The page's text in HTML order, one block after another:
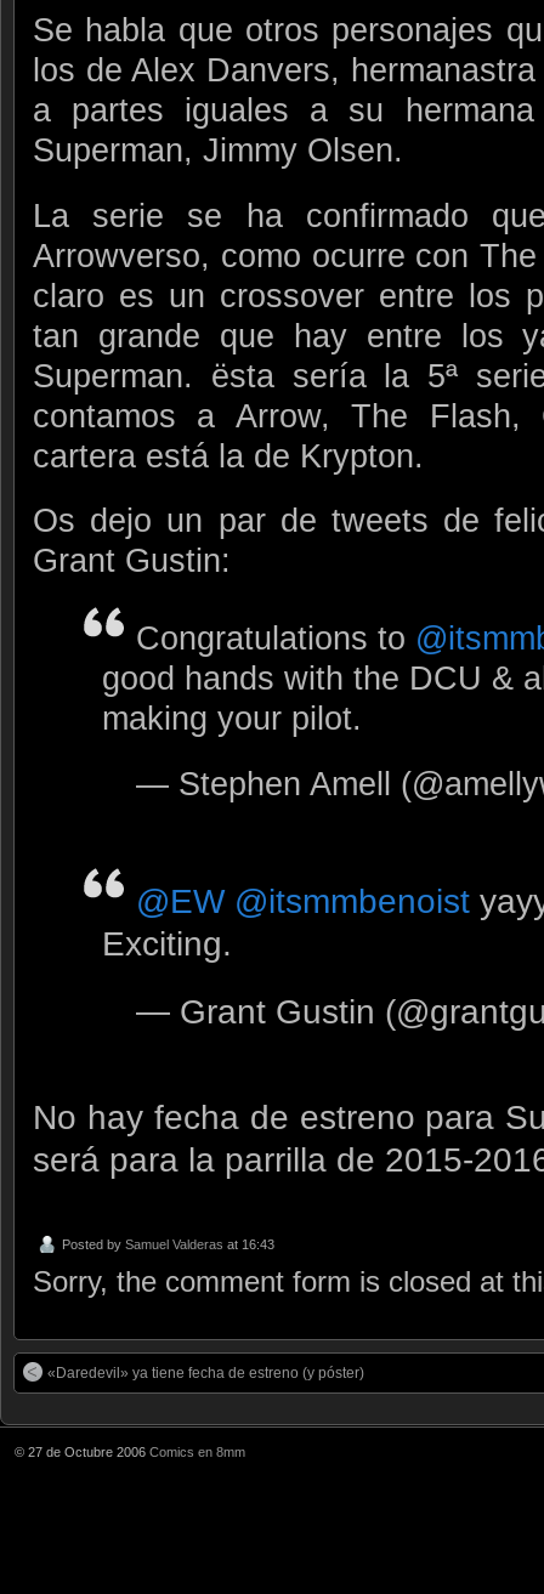
Se habla que otros personajes
los de Alex Danvers,
a partes iguales a su
Superman, Jimmy Olsen.
La serie se ha confirmado
Arrowverso, como ocurre con
claro es un crossover entre los
tan grande que hay entre los
Superman. ësta sería la 5ª
contamos a Arrow, The Flash,
cartera está la de Krypton.
Os dejo un par de tweets de
Grant Gustin:
Congratulations to
good hands with the DCU &
making your pilot.
— Stephen Amell
@EW @itsmmbenoist
Exciting.
— Grant Gustin
No hay fecha de estreno para
será para la parrilla de 2015-
Posted by Samuel Valderas at 16:43
Sorry, the comment form is closed at
«Daredevil» ya tiene fecha de estreno (y póster)
© 27 de Octubre 2006 Comics en 8mm